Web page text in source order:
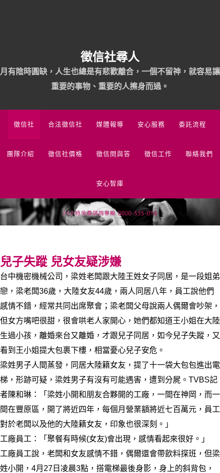
徵信社尋人
月有陰時圓缺，人生也總是有悲歡離合，一個不留神，就容易讓
重要的事物、重要的人擦身而過。
徵信社 合法徵信社 媒體報導 安心服務 委託流程
團隊介紹 徵信社價格 徵信問與答 徵信工作 聯絡我們
安心智庫
兒子失蹤 兒女友疑涉嫌
台中機密機械公司，梁姓老闆跟大陸王姓女子同居，是一段姐弟
戀，梁老闆36歲，大陸女友44歲，兩人同居八年，員工說他們
感情不錯，經常共同出席聚會；梁老闆父母說兩人偶爾會吵架，
但女方嘴吧很甜，很會哄老人家開心，她們都知道王小姐在大陸
生過小孩，離婚來台又離婚，才跟兒子同居，如今兒子失蹤，又
看到王小姐提大包裹下樓，相當憂心兒子安危。
梁姓男子人間蒸發，同居大陸籍女友，提了十一袋大包包進出電
梯，形跡可疑，梁姓男子有沒有可能遇害，遭到分屍。TVBS記
者陳和琳：「梁姓小開和朋友合夥開的工廠，一間在神岡，而一
間在豐原區，開了將近四年，每個月營業額將近七百萬元，員工
對於老闆以及他的大陸籍女友，印象也很深刻。」
工廠員工：「聚餐有時候(女友)會出現，感情看起來很好。」
工廠員工說，老闆和女友感情不錯，偶爾還會帶飲料探班，但梁
姓小開，4月27日凌晨3點，搭電梯最後身影，身上的斜背包，